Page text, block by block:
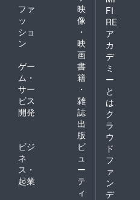
えが誤りである
ということを貴
殿のような人々
に証明する、こ
れこそがこのプ
ロジェクトを行
う理由です。
ファ
ッ
ショ
ン
映
像
・
映
画
ゲー
ム・
サー
ビス
開発
書
籍
・
雑
誌
出
版
ビジ
ネ
ス・
起業
ビ
ュ
ー
テ
ィ
FI
RE
ア
カ
デ
ミ
ー
と
は
ク
ラ
ウ
ド
フ
ァ
ン
デ